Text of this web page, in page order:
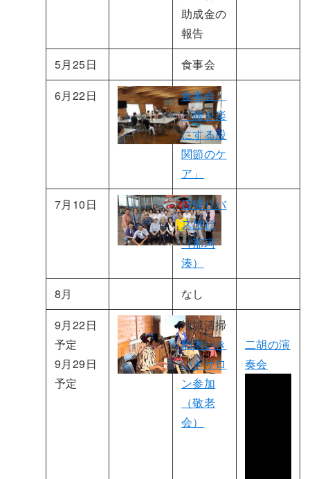
助成金の
報告
5月25日
食事会
6月22日
食事会・
「腰を楽
にする股
関節のケ
ア」
7月10日
日帰りバ
ス旅行
（那珂
湊）
8月
なし
9月22日
予定
9月29日
予定
地域清掃
駒木いき
いきサロ
ン参加
（敬老
会）
二胡の演
奏会